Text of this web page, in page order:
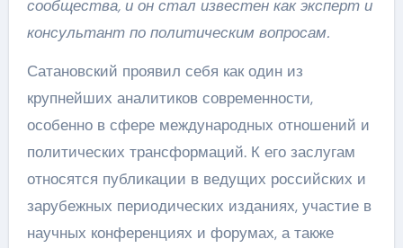
сообщества, и он стал известен как эксперт и
консультант по политическим вопросам.
Сатановский проявил себя как один из
крупнейших аналитиков современности,
особенно в сфере международных отношений и
политических трансформаций. К его заслугам
относятся публикации в ведущих российских и
зарубежных периодических изданиях, участие в
научных конференциях и форумах, а также